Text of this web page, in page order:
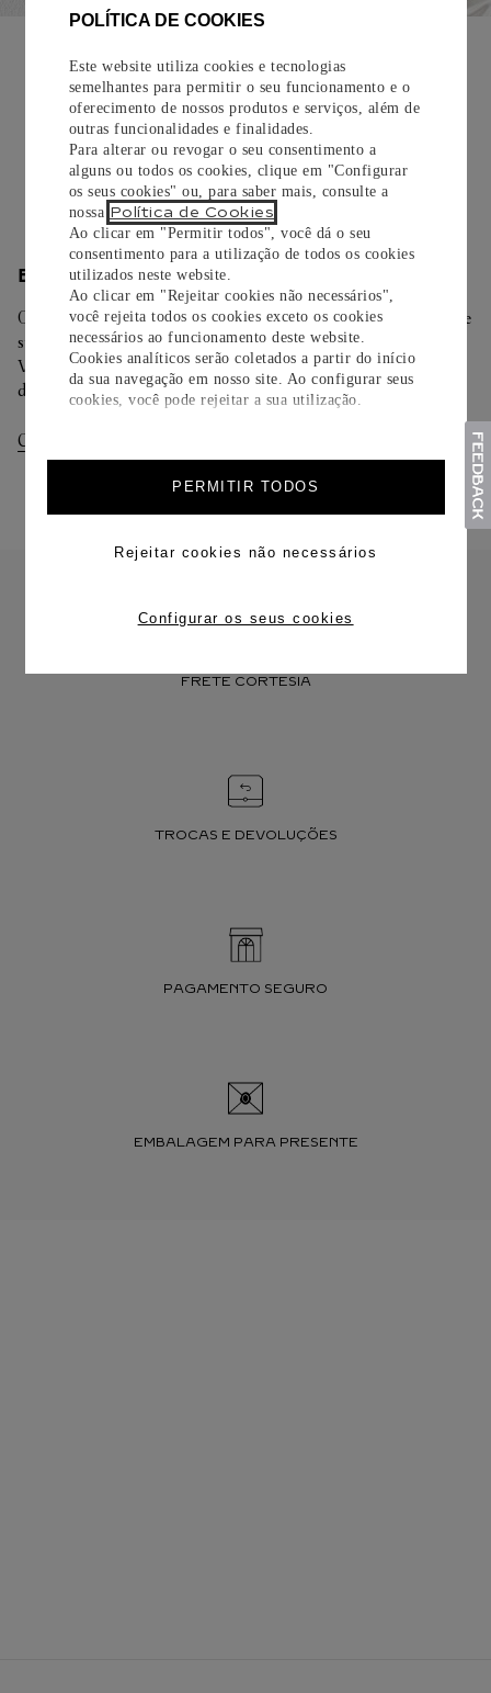
POLÍTICA DE COOKIES
Este website utiliza cookies e tecnologias
semelhantes para permitir o seu funcionamento e o
oferecimento de nossos produtos e serviços, além de
outras funcionalidades e finalidades.
Para alterar ou revogar o seu consentimento a
alguns ou todos os cookies, clique em "Configurar
os seus cookies" ou, para saber mais, consulte a
nossa Política de Cookies
Ao clicar em "Permitir todos", você dá o seu
consentimento para a utilização de todos os cookies
utilizados neste website.
Ao clicar em "Rejeitar cookies não necessários",
você rejeita todos os cookies exceto os cookies
necessários ao funcionamento deste website.
Cookies analíticos serão coletados a partir do início
da sua navegação em nosso site. Ao configurar seus
cookies, você pode rejeitar a sua utilização.
PERMITIR TODOS
Rejeitar cookies não necessários
Configurar os seus cookies
EMBALAGEM PARA PRESENTE
Todos os pedidos de nossa e-Boutique Cartier são
cuidadosamente embrulhados para presente e oferecem a
opção de adicionar um cartão personalizado.
Saiba mais
ENTREGA/DEVOLUÇÃO
Oferecemos diferentes opções de entrega. Selecione o envio de
sua preferência na finalização de seu pedido.
Você pode trocar ou devolver sua criação Cartier em até 30
dias.
Consultar Entregas
FRETE CORTESIA
TROCAS E DEVOLUÇÕES
PAGAMENTO SEGURO
EMBALAGEM PARA PRESENTE